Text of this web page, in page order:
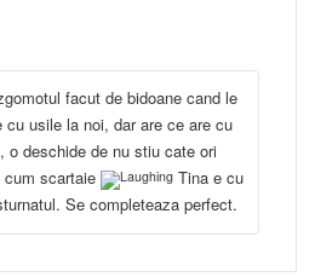
facut de bidoane cand le
cu usile la noi, dar are ce are cu
o deschide de nu stiu cate ori
scartaie
Tina e cu
Se completeaza perfect.